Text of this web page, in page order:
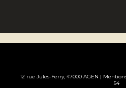
12 rue Jules-Ferry, 47000 AGEN |
54